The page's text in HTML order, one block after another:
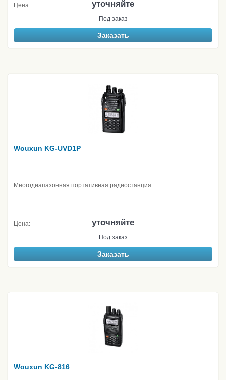
Цена: уточняйте
Под заказ
Заказать
Wouxun KG-UVD1P
Многодиапазонная портативная радиостанция
Цена: уточняйте
Под заказ
Заказать
Wouxun KG-816